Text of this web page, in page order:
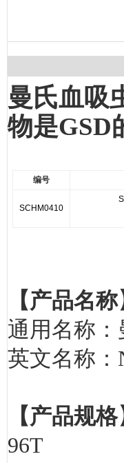
曼氏血吸
物是GSD
编号
SCHM0410
【产品名
通用名称：
英文名称：
【产品规
96T